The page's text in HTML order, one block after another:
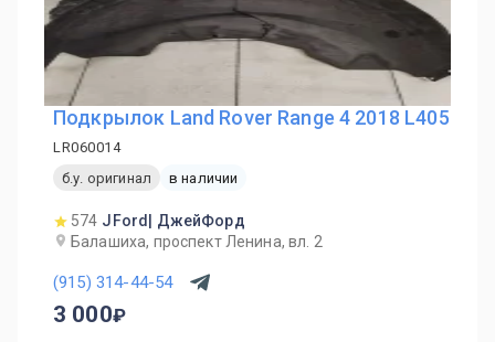
Подкрылок Land Rover Range 4 2018 L405
LR060014
б.у. оригинал
в наличии
574 JFord| ДжейФорд
Балашиха, проспект Ленина, вл. 2
(915) 314-44-54
3 000